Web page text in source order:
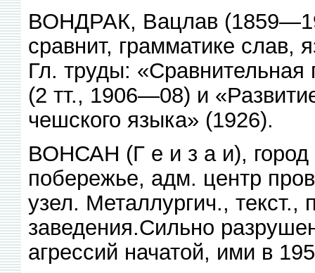
ВОНДРАК, Вацлав
сравнит, грамматике слав,
Гл. труды: «Сравнительная
(2 тт., 1906—08) и
чешского языка» (1926).
ВОНСАН (Г е и з а и), город
побережье, адм. центр
узел. Металлургич.,
заведения.Сильно
агрессий начатой, ими в